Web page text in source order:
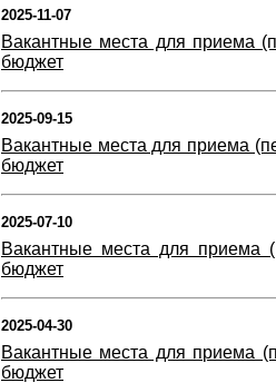
2025-11-07
Вакантные места для приема
бюджет
2025-09-15
Вакантные места для приема
бюджет
2025-07-10
Вакантные места для приема
бюджет
2025-04-30
Вакантные места для приема
бюджет